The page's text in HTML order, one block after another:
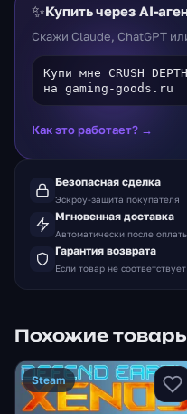
✨Купить через AI-
Скажи Claude, ChatGPT
Купи мне CRUSH
на gaming-goods.ru
Как это работает? →
Безопасная сделка
Эскроу-защита покупателя
Мгновенная доставка
Автоматически после
Гарантия возврата
Если товар не соответствует
Похожие
Steam